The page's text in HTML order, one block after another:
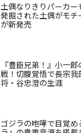
土偶なりきりパーカ
発掘された土偶がモ
が新発売
『豊臣兄弟！』小一
戦！切腹覚悟で長宗
将・谷忠澄の生涯
ゴジラの咆哮で目覚